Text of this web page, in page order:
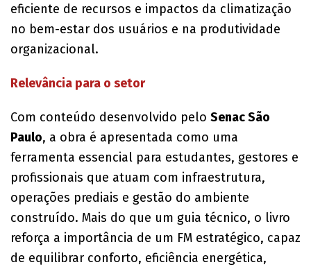
eficiente de recursos e impactos da climatização
no bem-estar dos usuários e na produtividade
organizacional.
Relevância para o setor
Com conteúdo desenvolvido pelo Senac São
Paulo, a obra é apresentada como uma
ferramenta essencial para estudantes, gestores e
profissionais que atuam com infraestrutura,
operações prediais e gestão do ambiente
construído. Mais do que um guia técnico, o livro
reforça a importância de um FM estratégico, capaz
de equilibrar conforto, eficiência energética,